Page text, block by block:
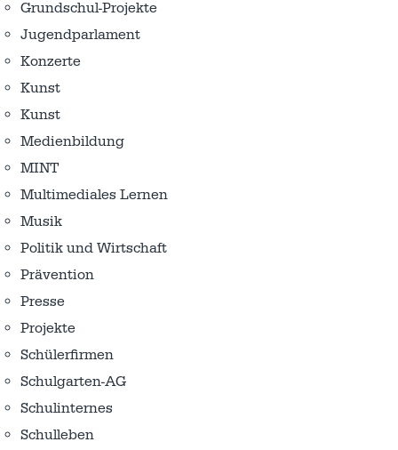
Grundschul-Projekte
Jugendparlament
Konzerte
Kunst
Kunst
Medienbildung
MINT
Multimediales Lernen
Musik
Politik und Wirtschaft
Prävention
Presse
Projekte
Schülerfirmen
Schulgarten-AG
Schulinternes
Schulleben